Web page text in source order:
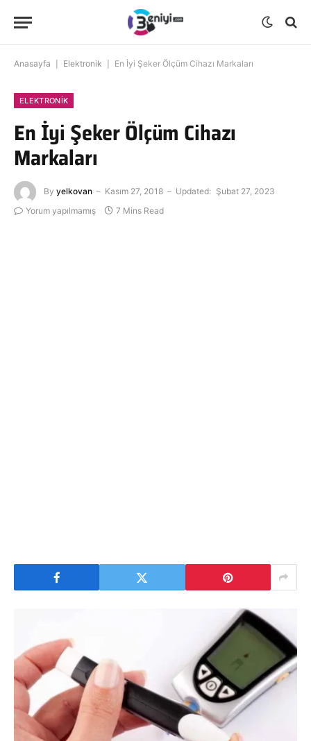
Anasayfa Elektronik En İyi Şeker Ölçüm Cihazı Markaları
ELEKTRONIK
En İyi Şeker Ölçüm Cihazı
Markaları
By yelkovan Kasım 27, 2018 Updated: Şubat 27, 2023
Yorum yapılmamış
7 Mins Read